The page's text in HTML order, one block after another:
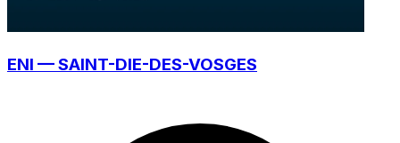
ENI — SAINT-DIE-DES-VOSGES